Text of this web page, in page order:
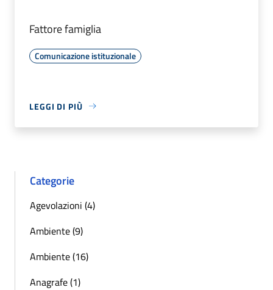
Fattore famiglia
Comunicazione istituzionale
LEGGI DI PIÙ
Categorie
Agevolazioni (4)
Ambiente (9)
Ambiente (16)
Anagrafe (1)